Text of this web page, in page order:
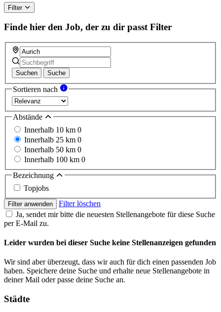
this
field
Filter
Finde hier den Job, der zu dir passt Filter
Suchen Suche
Sortieren nach
Abstände
Innerhalb 10 km 0
Innerhalb 25 km 0
Innerhalb 50 km 0
Innerhalb 100 km 0
Bezeichnung
Topjobs
Filter anwenden
Filter löschen
Ja, sendet mir bitte die neuesten Stellenangebote für diese Suche
per E-Mail zu.
Leider wurden bei dieser Suche keine Stellenanzeigen gefunden
Wir sind aber überzeugt, dass wir auch für dich einen passenden Job
haben. Speichere deine Suche und erhalte neue Stellenangebote in
deiner Mail oder passe deine Suche an.
Städte